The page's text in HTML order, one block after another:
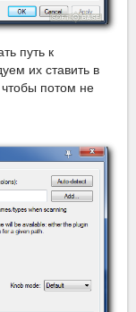
путь к
их ставить в
потом не